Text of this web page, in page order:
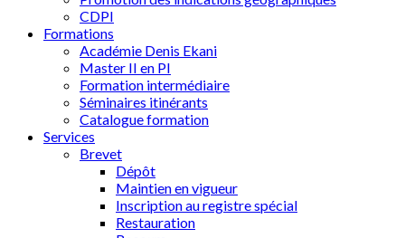
CDPI
Formations
Académie Denis Ekani
Master II en PI
Formation intermédiaire
Séminaires itinérants
Catalogue formation
Services
Brevet
Dépôt
Maintien en vigueur
Inscription au registre spécial
Restauration